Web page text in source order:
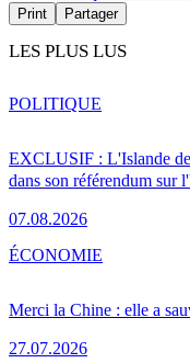
Print Partager
LES PLUS LUS
EXCLUSIF : L'Islande
dans son référendum sur
07.08.2026
POLITIQUE
Merci la Chine : elle a
27.07.2026
ÉCONOMIE